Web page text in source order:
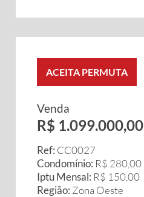
ACEITA PERMUTA
Venda
R$ 1.099.000,00
Ref: CC0027
Condomínio: R$ 280,00
Iptu Mensal: R$ 150,00
Região: Zona Oeste